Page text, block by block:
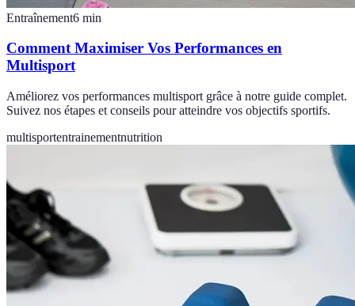
Entraînement6 min
Comment Maximiser Vos Performances en
Multisport
Améliorez vos performances multisport grâce à notre guide complet.
Suivez nos étapes et conseils pour atteindre vos objectifs sportifs.
multisportentrainementnutrition